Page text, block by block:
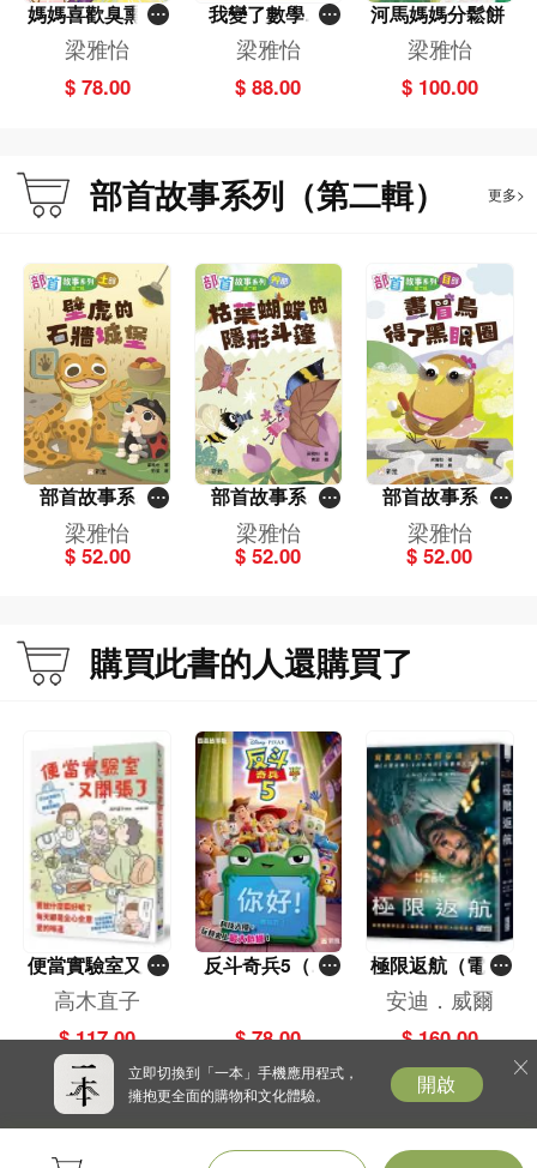
媽媽喜歡臭熏熏
[新雅‧繪本館]
梁雅怡
$ 78.00
我變了數學天
才?！
梁雅怡
$ 88.00
河馬媽媽分鬆餅
梁雅怡
$ 100.00
部首故事系列（第二輯） 更多>
部首故事系列
（第二輯）壁虎
的石牆城堡：土
梁雅怡
$ 52.00
部首故事系列
（第二輯）枯葉
蝴蝶的隱形斗
梁雅怡
$ 52.00
部首故事系列
（第二輯）畫眉
鳥得了黑眼圈：
梁雅怡
$ 52.00
購買此書的人還購買了
便當實驗室又開
張了——日日和
特別日的菜單挑
戰記
高木直子
$ 117.00
反斗奇兵5（圖
$ 78.00
極限返航（電影
書衣典藏版）
（獨家收錄作者
訪談）
安迪．威爾
$ 160.00
立即切換到「一本」手機應用程式，
擁抱更全面的購物和文化體驗。
開啟